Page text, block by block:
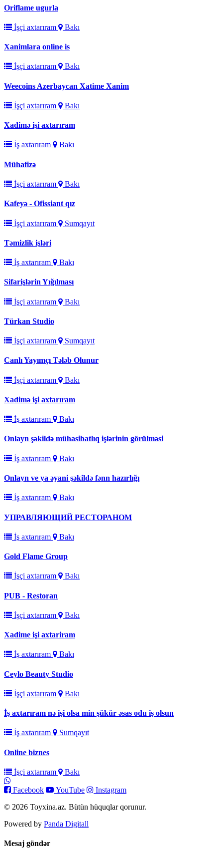
Oriflame ugurla
İşçi axtarıram Bakı
Xanimlara online is
İşçi axtarıram Bakı
Weecoins Azerbaycan Xatime Xanim
İşçi axtarıram Bakı
Xadimə işi axtarıram
İş axtarıram Bakı
Mühafizə
İşçi axtarıram Bakı
Kafeyə - Ofissiant qız
İşçi axtarıram Sumqayıt
Təmizlik işləri
İş axtarıram Bakı
Sifarişlərin Yığılması
İşçi axtarıram Bakı
Türkan Studio
İşçi axtarıram Sumqayıt
Canlı Yayımçı Tələb Olunur
İşçi axtarıram Bakı
Xadimə işi axtarıram
İş axtarıram Bakı
Onlayn şəkildə mühasibatlıq işlərinin görülməsi
İş axtarıram Bakı
Onlayn ve ya əyani şəkildə fənn hazırlığı
İş axtarıram Bakı
УПРАВЛЯЮЩИЙ РЕСТОРАНОМ
İş axtarıram Bakı
Gold Flame Group
İşçi axtarıram Bakı
PUB - Restoran
İşçi axtarıram Bakı
Xadime işi axtariram
İş axtarıram Bakı
Ceylo Beauty Studio
İşçi axtarıram Bakı
İş axtarıram nə işi olsa min şükür əsas odu iş olsun
İş axtarıram Sumqayıt
Online biznes
İşçi axtarıram Bakı
Facebook YouTube
Instagram
© 2026 Toyxina.az. Bütün hüquqlar qorunur.
Powered by Panda Digitall
Mesaj göndər